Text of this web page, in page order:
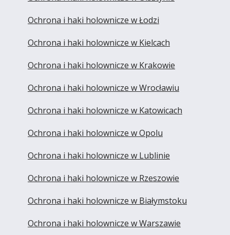
Ochrona i haki holownicze w Łodzi
Ochrona i haki holownicze w Kielcach
Ochrona i haki holownicze w Krakowie
Ochrona i haki holownicze w Wrocławiu
Ochrona i haki holownicze w Katowicach
Ochrona i haki holownicze w Opolu
Ochrona i haki holownicze w Lublinie
Ochrona i haki holownicze w Rzeszowie
Ochrona i haki holownicze w Białymstoku
Ochrona i haki holownicze w Warszawie